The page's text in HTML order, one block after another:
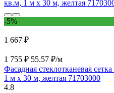
-5%
1 667 ₽
1 755 ₽ 55.57 ₽/м
Фасадная стеклотканевая
1 м х 30 м, желтая 71703000
4.8